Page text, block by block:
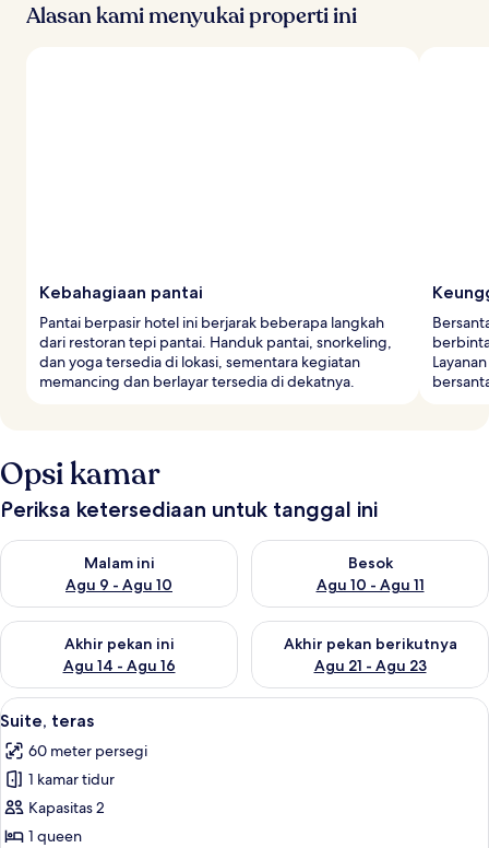
Alasan kami menyukai properti ini
Kebahagiaan pantai
Pantai berpasir hotel ini berjarak beberapa langkah
dari restoran tepi pantai. Handuk pantai, snorkeling,
dan yoga tersedia di lokasi, sementara kegiatan
memancing dan berlayar tersedia di dekatnya.
Opsi kamar
Periksa ketersediaan untuk tanggal ini
Malam ini
Agu 9 - Agu 10
Periksa ketersediaan untuk malam ini Agu 9 - Agu 10
Besok
Agu 10 - Agu 11
Periksa ketersediaan untuk
Akhir pekan ini
Agu 14 - Agu 16
Periksa ketersediaan untuk akhir pekan ini Agu 14 - Agu 16
Akhir pekan berikutnya
Agu 21 - Agu 23
Periksa ketersediaan untuk
Lihat
semua
foto
untuk
Suite,
teras
Suite, teras | Minibar, brankas, meja
22
Suite, teras
60 meter persegi
1 kamar tidur
Kapasitas 2
1 queen